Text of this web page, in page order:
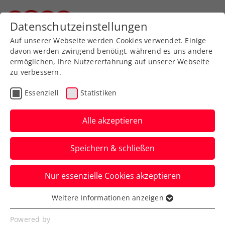
Zurück zur Newsübersicht
Turniere
ATP Estoril: Thiem
überzeugt gegen US-
Youngster Shelton,
Rodionov ausgeschieden
Das ÖTV-Ass lässt seinem Gegner in
Portugal keine Chance und steht im
ersten Viertelfinale seit einem halben
Datenschutzeinstellungen
Auf unserer Webseite werden Cookies verwendet. Einige
davon werden zwingend benötigt, während es uns andere
ermöglichen, Ihre Nutzererfahrung auf unserer Webseite
zu verbessern.
Essenziell Statistiken
Alle akzeptieren
Speichern & schließen
Nur essenzielle Cookies akzeptieren
Essenziell
Essenzielle Cookies werden für grundlegende
Weitere Informationen anzeigen
Powered by